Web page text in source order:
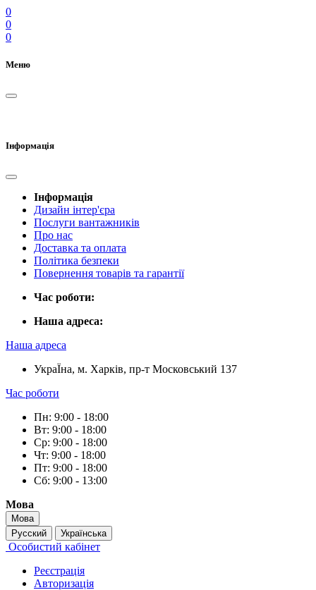
0
0
0
Меню
Інформація
Інформація
Дизайн інтер'єра
Послуги вантажників
Про нас
Доставка та оплата
Політика безпеки
Повернення товарів та гарантії
Час роботи:
Наша адреса:
Наша адреса
УкраЇна, м. Харків, пр-т Московський 137
Час роботи
Пн: 9:00 - 18:00
Вт: 9:00 - 18:00
Ср: 9:00 - 18:00
Чт: 9:00 - 18:00
Пт: 9:00 - 18:00
Сб: 9:00 - 13:00
Мова
Мова
Русский
Українська
Особистий кабінет
Реєстрація
Авторизація